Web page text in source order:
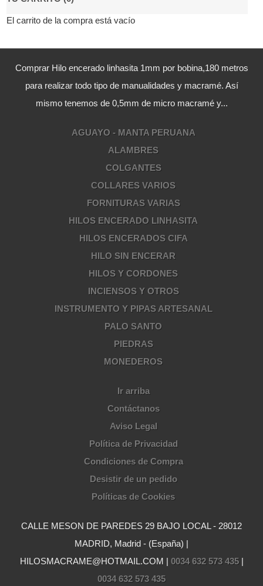
El carrito de la compra está vacío
Comprar Hilo encerado linhasita 1mm por bobina,180 metros
para realizar todo tipo de manualidades y macramé. Así
mismo tenemos de 0,5mm de micro macramé y...
AGUAYO - MANTA PERUANA
ALAMBRES
COLGANTES
COLLARES VARIOS
FORNITURAS VARIAS
HILOS ENCERADO LINHASITA
HILOS ENCERADOS CIFA
HILO SIN ENCERAR
HILOS Y CORDONES
INCIENSOS Y OTROS
INSTRUMENTO Y PIPAS ARTESANAL
PALO SANTO
PIEDRAS
MONEDEROS
Ir arriba
Contáctanos
Aviso Legal
Política de Privacidad
Condiciones de Compra
Desistir de un pedido
Políticas de Cookies
CALLE MESON DE PAREDES 29 BAJO LOCAL - 28012
MADRID, Madrid - (España) |
HILOSMACRAME@HOTMAIL.COM | 0034 632 573 435|
0034 632 573 435